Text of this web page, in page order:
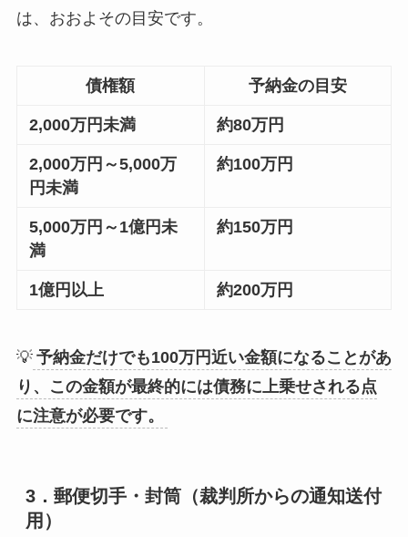
は、おおよその目安です。
債権額 予納金の目安
2,000万円未満 約80万円
2,000万円～5,000万
円未満
約100万円
5,000万円～1億円未
満
約150万円
1億円以上 約200万円
💡 予納金だけでも100万円近い金額になることがあ
り、この金額が最終的には債務に上乗せされる点
に注意が必要です。
3．郵便切手・封筒（裁判所からの通知送付
用）